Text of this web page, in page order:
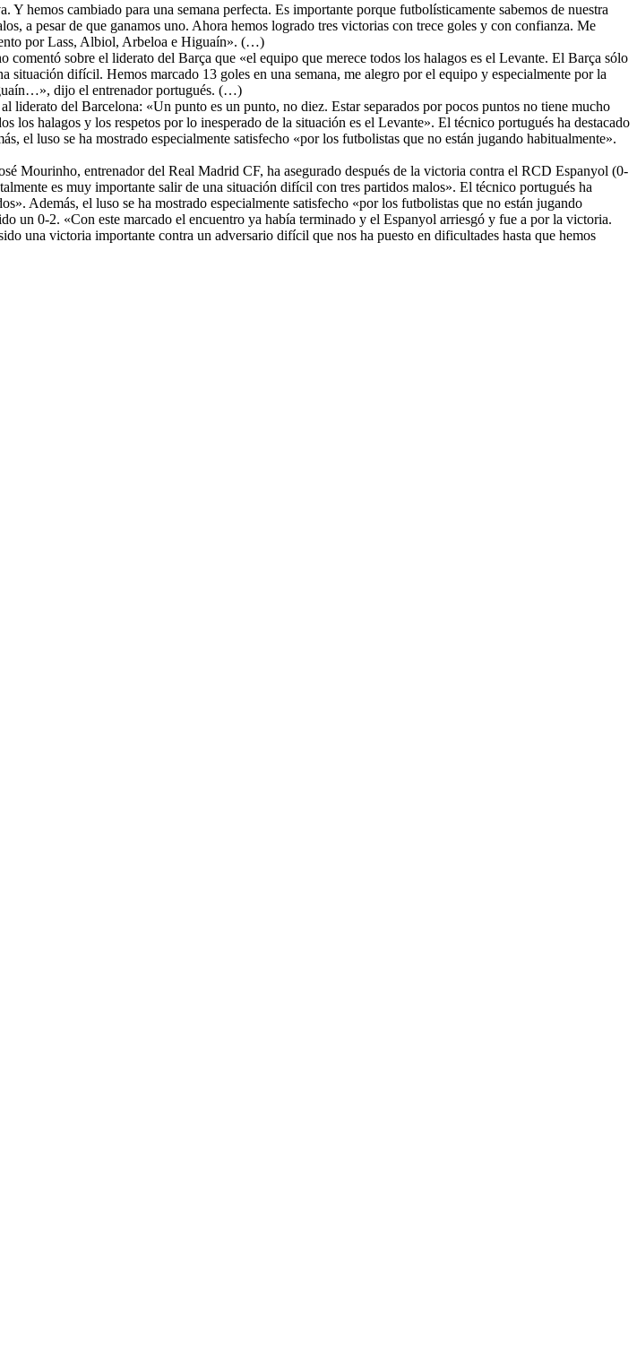
Y hemos cambiado para una semana perfecta. Es importante porque futbolísticamente sabemos de nuestra
a pesar de que ganamos uno. Ahora hemos logrado tres victorias con trece goles y con confianza. Me
por Lass, Albiol, Arbeloa e Higuaín». (…)
comentó sobre el liderato del Barça que «el equipo que merece todos los halagos es el Levante. El Barça sólo
difícil. Hemos marcado 13 goles en una semana, me alegro por el equipo y especialmente por la
dijo el entrenador portugués. (…)
liderato del Barcelona: «Un punto es un punto, no diez. Estar separados por pocos puntos no tiene mucho
los halagos y los respetos por lo inesperado de la situación es el Levante». El técnico portugués ha destacado
el luso se ha mostrado especialmente satisfecho «por los futbolistas que no están jugando habitualmente».
Mourinho, entrenador del Real Madrid CF, ha asegurado después de la victoria contra el RCD Espanyol (0-
es muy importante salir de una situación difícil con tres partidos malos». El técnico portugués ha
Además, el luso se ha mostrado especialmente satisfecho «por los futbolistas que no están jugando
un 0-2. «Con este marcado el encuentro ya había terminado y el Espanyol arriesgó y fue a por la victoria.
una victoria importante contra un adversario difícil que nos ha puesto en dificultades hasta que hemos